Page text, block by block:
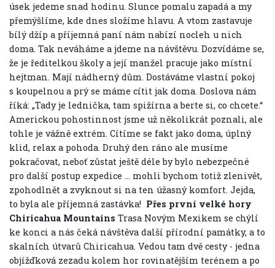
úsek jedeme snad hodinu. Slunce pomalu zapadá a my
přemýšlíme, kde dnes složíme hlavu. A vtom zastavuje
bílý džíp a příjemná paní nám nabízí nocleh u nich
doma. Tak neváháme a jdeme na návštěvu. Dozvídáme se,
že je ředitelkou školy a její manžel pracuje jako místní
hejtman. Mají nádherný dům. Dostáváme vlastní pokoj
s koupelnou a prý se máme cítit jak doma. Doslova nám
říká: „Tady je lednička, tam spižírna a berte si, co chcete.“
Americkou pohostinnost jsme už několikrát poznali, ale
tohle je vážně extrém. Cítíme se fakt jako doma, úplný
klid, relax a pohoda. Druhý den ráno ale musíme
pokračovat, neboť zůstat ještě déle by bylo nebezpečné
pro další postup expedice … mohli bychom totiž zlenivět,
zpohodlnět a zvyknout si na ten úžasný komfort. Jejda,
to byla ale příjemná zastávka! Přes první velké hory
Chiricahua Mountains Trasa Novým Mexikem se chýlí
ke konci a nás čeká návštěva další přírodní památky, a to
skalních útvarů Chiricahua. Vedou tam dvě cesty - jedna
objížďková zezadu kolem hor rovinatějším terénem a po